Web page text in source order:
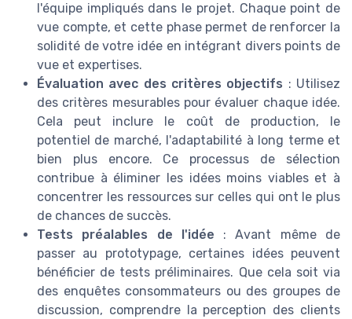
l'équipe impliqués dans le projet. Chaque point de
vue compte, et cette phase permet de renforcer la
solidité de votre idée en intégrant divers points de
vue et expertises.
Évaluation avec des critères objectifs : Utilisez
des critères mesurables pour évaluer chaque idée.
Cela peut inclure le coût de production, le
potentiel de marché, l'adaptabilité à long terme et
bien plus encore. Ce processus de sélection
contribue à éliminer les idées moins viables et à
concentrer les ressources sur celles qui ont le plus
de chances de succès.
Tests préalables de l'idée : Avant même de
passer au prototypage, certaines idées peuvent
bénéficier de tests préliminaires. Que cela soit via
des enquêtes consommateurs ou des groupes de
discussion, comprendre la perception des clients